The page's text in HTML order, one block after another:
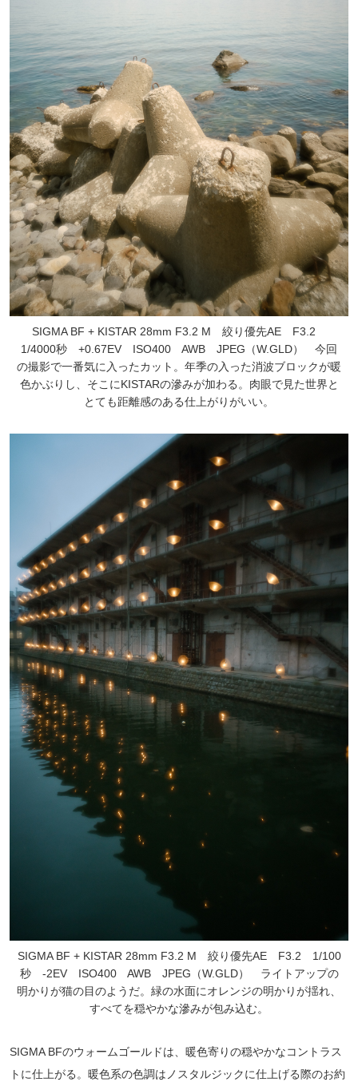
SIGMA BF + KISTAR 28mm F3.2 M 絞り優先AE F3.2
1/4000秒 +0.67EV ISO400 AWB JPEG（W.GLD） 今回
の撮影で一番気に入ったカット。年季の入った消波ブロックが暖
色かぶりし、そこにKISTARの滲みが加わる。肉眼で見た世界と
とても距離感のある仕上がりがいい。
SIGMA BF + KISTAR 28mm F3.2 M 絞り優先AE F3.2 1/100
秒 -2EV ISO400 AWB JPEG（W.GLD） ライトアップの
明かりが猫の目のようだ。緑の水面にオレンジの明かりが揺れ、
すべてを穏やかな滲みが包み込む。
SIGMA BFのウォームゴールドは、暖色寄りの穏やかなコントラス
トに仕上がる。暖色系の色調はノスタルジックに仕上げる際のお約